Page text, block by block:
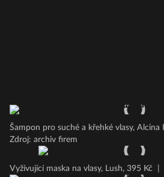
Šampon pro suché a křehké vlasy, Alcina
Zdroj: archiv firem
Vyživující maska na vlasy, Lush, 395 Kč